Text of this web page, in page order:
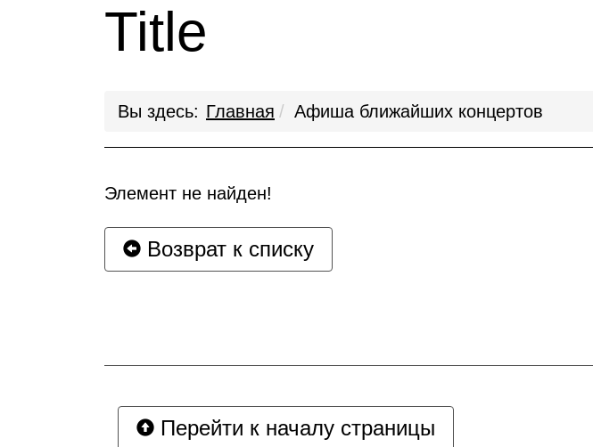
Title
Вы здесь: Главная Афиша ближайших концертов
Элемент не найден!
Возврат к списку
Перейти к началу страницы